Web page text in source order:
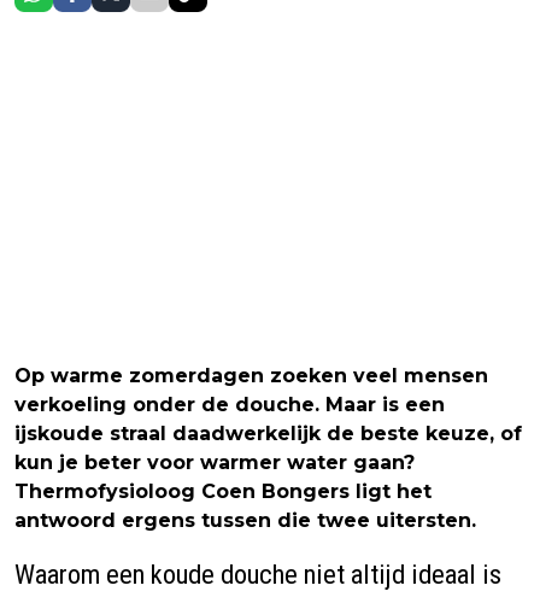
Op warme zomerdagen zoeken veel mensen
verkoeling onder de douche. Maar is een
ijskoude straal daadwerkelijk de beste keuze, of
kun je beter voor warmer water gaan?
Thermofysioloog Coen Bongers ligt het
antwoord ergens tussen die twee uitersten.
Waarom een koude douche niet altijd ideaal is